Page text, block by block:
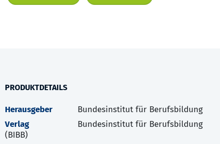
PRODUKTDETAILS
Herausgeber
Bundesinstitut für Berufsbildung
Verlag
Bundesinstitut für Berufsbildung
(BIBB)